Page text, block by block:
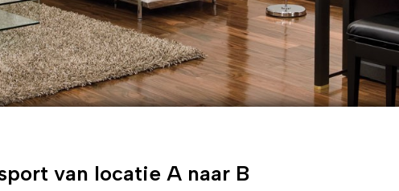
van locatie A naar B